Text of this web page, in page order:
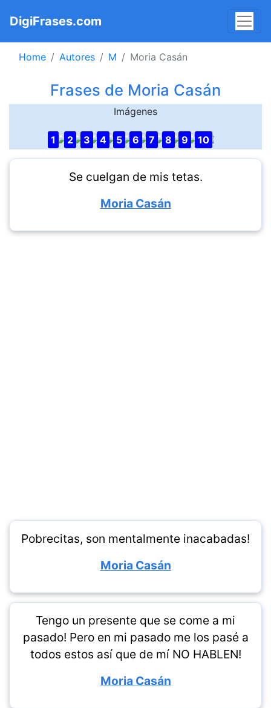
DigiFrases.com
Home Autores M Moria Casán
Frases de Moria Casán
Imágenes
1 2 3 4 5 6 7 8 9 10
Se cuelgan de mis tetas.
Moria Casán
Pobrecitas, son mentalmente inacabadas!
Moria Casán
Tengo un presente que se come a mi
pasado! Pero en mi pasado me los pasé a
todos estos así que de mí NO HABLEN!
Moria Casán